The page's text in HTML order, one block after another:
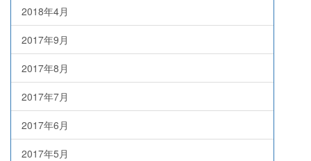
2018年4月
2017年9月
2017年8月
2017年7月
2017年6月
2017年5月